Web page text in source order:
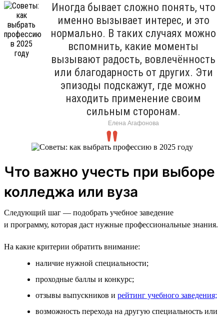
Иногда бывает сложно понять, что
именно вызывает интерес, и это
нормально. В таких случаях можно
вспомнить, какие моменты
вызывают радость, вовлечённость
или благодарность от других. Эти
эпизоды подскажут, где можно
находить применение своим
сильным сторонам.
Елена Агафонова
Что важно учесть при выборе
колледжа или вуза
Следующий шаг — подобрать учебное заведение
и программу, которая даст нужные профессиональные знания.
На какие критерии обратить внимание:
наличие нужной специальности;
проходные баллы и конкурс;
отзывы выпускников и рейтинг учебного заведения;
возможность перехода на другую специальность или